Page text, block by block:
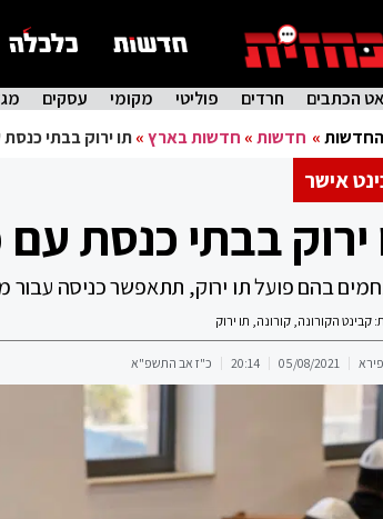
הכתבים חרדים פוליטי מקומי עסקים
» חדשות» חדשות בארץ»תו ירוק בבתי כנסת עם מעל
אישר
בבתי כנסת עם מעל 50
בהם פועל תו ירוק, תתאפשר כניסה עבור
קבינט הקורונה, קורונה, תו ירוק
05/08/2021
20:14 כ"ז אב התשפ"א